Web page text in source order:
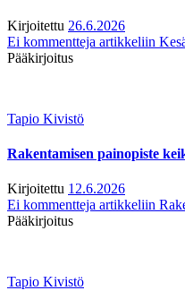
Kirjoitettu 26.6.2026
Ei kommentteja artikkeliin
Pääkirjoitus
Tapio Kivistö
Rakentamisen painopiste
Kirjoitettu 12.6.2026
Ei kommentteja artikkeliin
Pääkirjoitus
Tapio Kivistö